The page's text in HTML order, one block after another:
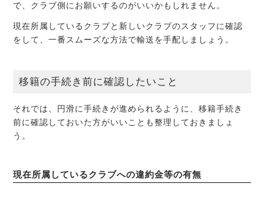
で、クラブ側にお願いするのがいいかもしれません。
現在所属しているクラブと新しいクラブのスタッフに確認
をして、一番スムーズな方法で輸送を手配しましょう。
移籍の手続き前に確認したいこと
それでは、円滑に手続きが進められるように、移籍手続き
前に確認しておいた方がいいことも整理しておきましょ
う。
現在所属しているクラブへの違約金等の有無